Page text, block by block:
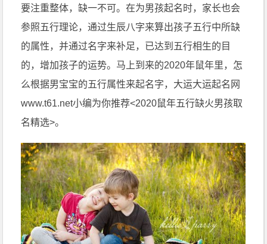
要注重整体，缺一不可。在为男孩起名时，家长也会
参照五行理论，通过生辰八字来算出孩子五行中所缺
的属性，并通过名字来补足，已达到五行相生的目
的，增加孩子的运势。马上到来的2020年鼠年里，怎
么根据男宝宝的五行属性来起名字，大运大运起名网
www.t61.net小编为你推荐<2020鼠年五行缺火男孩取
名精选>。